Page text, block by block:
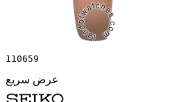
110659
عرض سريع